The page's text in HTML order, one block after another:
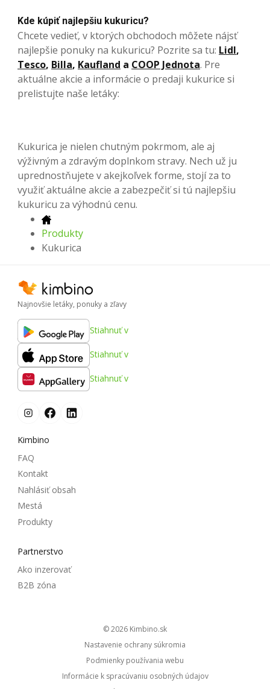
Kde kúpiť najlepšiu kukuricu?
Chcete vedieť, v ktorých obchodoch môžete nájsť
najlepšie ponuky na kukuricu? Pozrite sa tu: Lidl,
Tesco, Billa, Kaufland a COOP Jednota. Pre
aktuálne akcie a informácie o predaji kukurice si
prelistujte naše letáky:
Kukurica je nielen chutným pokrmom, ale aj
výživným a zdravým doplnkom stravy. Nech už ju
uprednostňujete v akejkoľvek forme, stojí za to
využiť aktuálne akcie a zabezpečiť si tú najlepšiu
kukuricu za výhodnú cenu.
Produkty
Kukurica
Najnovšie letáky, ponuky a zľavy
Stiahnuť v
Stiahnuť v
Stiahnuť v
Kimbino
FAQ
Kontakt
Nahlásiť obsah
Mestá
Produkty
Partnerstvo
Ako inzerovať
B2B zóna
© 2026
kimbino.sk
Nastavenie ochrany súkromia
Podmienky používania webu
Informácie k spracúvaniu osobných údajov